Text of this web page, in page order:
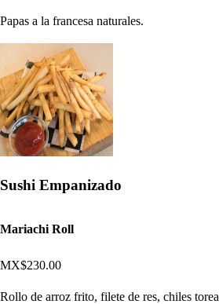
Papas a la francesa naturales.
Sushi Empanizado
Mariachi Roll
MX$230.00
Rollo de arroz frito, filete de res, chiles